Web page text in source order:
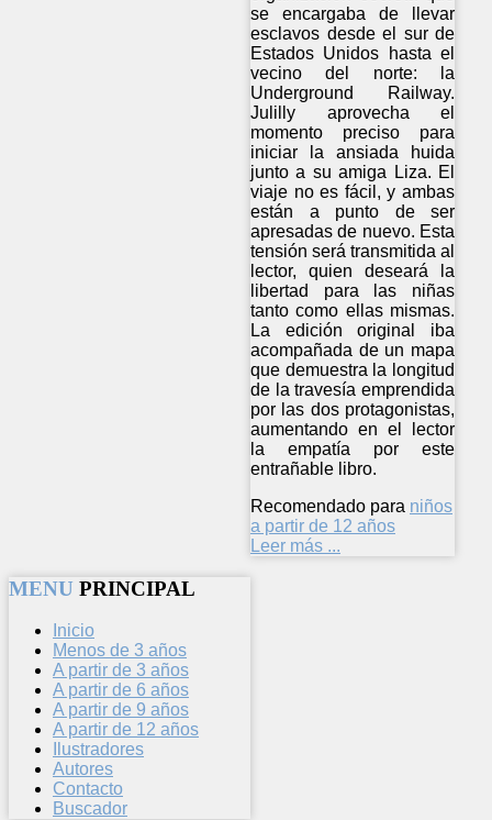
se encargaba de llevar
esclavos desde el sur de
Estados Unidos hasta el
vecino del norte: la
Underground Railway.
Julilly aprovecha el
momento preciso para
iniciar la ansiada huida
junto a su amiga Liza. El
viaje no es fácil, y ambas
están a punto de ser
apresadas de nuevo. Esta
tensión será transmitida al
lector, quien deseará la
libertad para las niñas
tanto como ellas mismas.
La edición original iba
acompañada de un mapa
que demuestra la longitud
de la travesía emprendida
por las dos protagonistas,
aumentando en el lector
la empatía por este
entrañable libro.
Recomendado para niños
a partir de 12 años
Leer más ...
MENU PRINCIPAL
Inicio
Menos de 3 años
A partir de 3 años
A partir de 6 años
A partir de 9 años
A partir de 12 años
Ilustradores
Autores
Contacto
Buscador